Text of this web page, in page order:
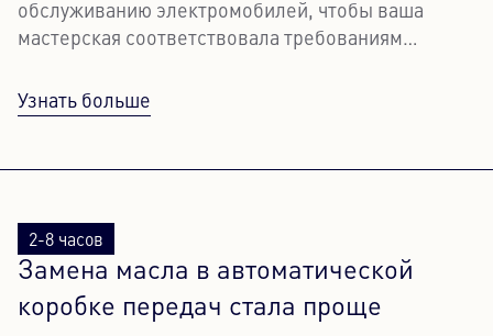
обслуживанию электромобилей, чтобы ваша
мастерская соответствовала требованиям
Узнать больше
2-8 часов
Замена масла в автоматической
коробке передач стала проще